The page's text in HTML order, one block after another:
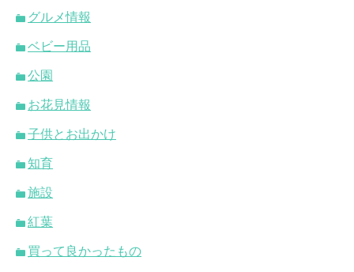
グルメ情報
ベビー用品
公園
お花見情報
子供とお出かけ
知育
施設
紅葉
買って良かったもの